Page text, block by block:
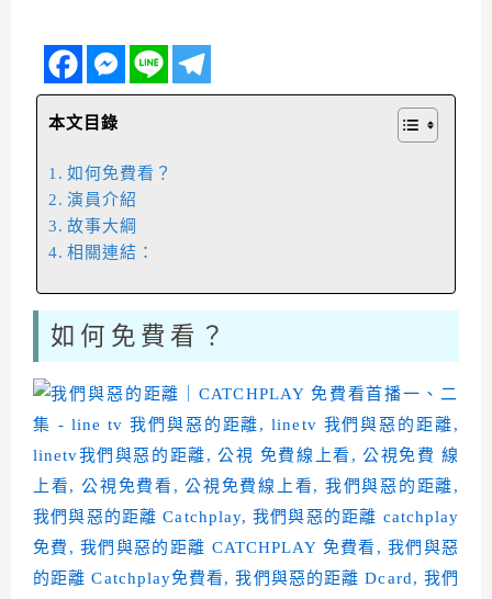
本文目錄
如何免費看？
演員介紹
故事大綱
相關連結：
如何免費看？